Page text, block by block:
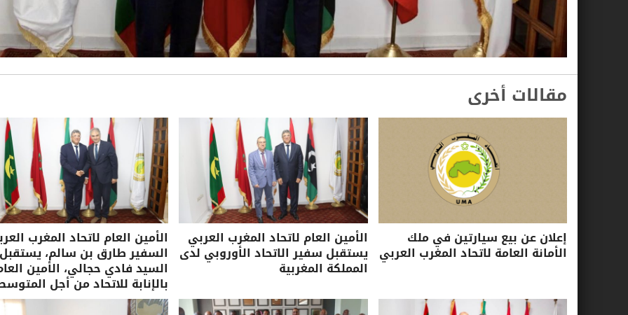
مقالات أخرى
إعلان عن بيع سيارتين في ملك
الأمانة العامة لاتحاد المغرب العربي
الأمين العام لاتحاد المغرب العربي
يستقبل سفير الاتحاد الأوروبي لدى
المملكة المغربية
الأمين العام لاتحاد المغرب
السفير طارق بن سالم، يستقبل
السيد فادي حجالي، الأمين
بالإنابة للاتحاد من أجل